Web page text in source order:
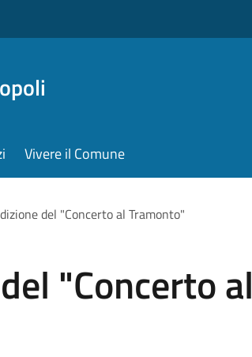
Vivere il Comune
del "Concerto al Tramonto"
"Concerto al